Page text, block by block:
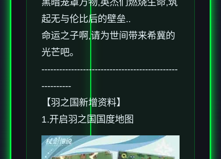
起无与伦比后的壁垒..
命运之子啊,请为世间带来希冀的
光芒吧。
----------------------------------------------
----------
【羽之国新增资料】
1.开启羽之国国度地图